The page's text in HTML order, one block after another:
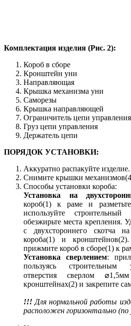
Комплектация изделия (Рис. 2):
Короб в сборе
Кронштейн уни
Направляющая
Крышка механизма уни
Саморезы
Крышка направляющей
Ограничитель цепи управления
Груз цепи управления
Держатель цепи
ПОРЯДОК УСТАНОВКИ:
Аккуратно распакуйте изделие.
Снимите крышки
Способы установки короба:
Установка на
короб(1) к раме и
используйте
обезжирьте места крепления.
с двухстороннего скотча
короба(1) и
прижмите короб в сборе(1) к
Установка сверлением:
пользуясь строительным
отверстия сверлом
кронштейнах(2) и закрепите
!!! Для нормальной работы
расположен горизонтально (по